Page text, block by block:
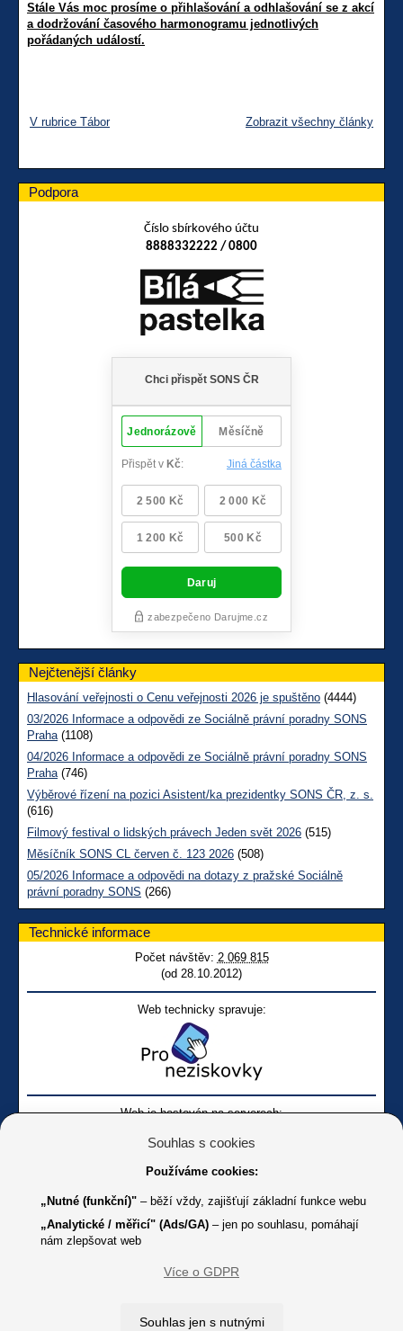
Stále Vás moc prosíme o přihlašování a odhlašování se z akcí
a dodržování časového harmonogramu jednotlivých
pořádaných událostí.
V rubrice Tábor Zobrazit všechny články
Podpora
Číslo sbírkového účtu
8888332222 / 0800
Nejčtenější články
Hlasování veřejnosti o Cenu veřejnosti 2026 je spuštěno (4444)
03/2026 Informace a odpovědi ze Sociálně právní poradny SONS
Praha(1108)
04/2026 Informace a odpovědi ze Sociálně právní poradny SONS
Praha(746)
Výběrové řízení na pozici Asistent/ka prezidentky SONS ČR, z. s.
(616)
Filmový festival o lidských právech Jeden svět 2026 (515)
Měsíčník SONS CL červen č. 123 2026 (508)
05/2026 Informace a odpovědi na dotazy z pražské Sociálně
právní poradny SONS (266)
Technické informace
Počet návštěv: 2 069 815
(od 28.10.2012)
Web technicky spravuje:
Web je hostován na serverech:
Online
Youtube SONS
K jakémukoliv užití textů a obrázků uvedených na tomto serveru je
Souhlas s cookies
Používáme cookies:
„Nutné (funkční)" – běží vždy, zajišťují základní funkce webu
„Analytické / měřicí" (Ads/GA) – jen po souhlasu, pomáhají
nám zlepšovat web
Více o GDPR
Souhlas jen s nutnými